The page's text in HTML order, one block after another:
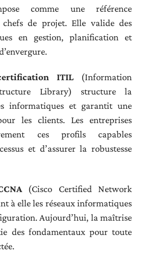
comme une référence
de projet. Elle valide des
en gestion, planification et
ITIL (Information
Library) structure la
informatiques et garantit une
les clients. Les entreprises
ces profils capables
et d’assurer la robustesse
(Cisco Certified Network
à elle les réseaux informatiques
Aujourd’hui, la maîtrise
des fondamentaux pour toute